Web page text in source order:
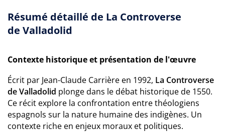
Résumé détaillé de La Controverse
de Valladolid
Contexte historique et présentation de l'œuvre
Écrit par Jean-Claude Carrière en 1992, La Controverse
de Valladolid plonge dans le débat historique de 1550.
Ce récit explore la confrontation entre théologiens
espagnols sur la nature humaine des indigènes. Un
contexte riche en enjeux moraux et politiques.